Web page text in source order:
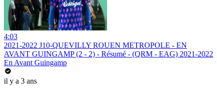
4:03
2021-2022 J10-QUEVILLY ROUEN METROPOLE - EN
AVANT GUINGAMP (2 - 2) - Résumé - (QRM - EAG) 2021-2022
En Avant Guingamp
il y a 3 ans